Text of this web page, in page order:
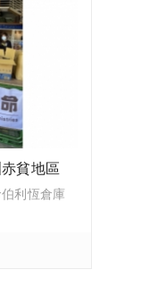
貧地區
利恆倉庫